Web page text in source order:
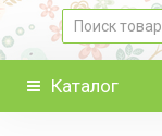
Каталог